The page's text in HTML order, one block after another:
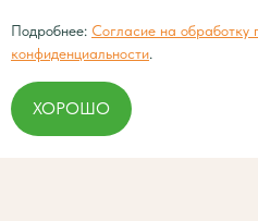
Подробнее: Согласие на обработку
конфиденциальности.
ХОРОШО